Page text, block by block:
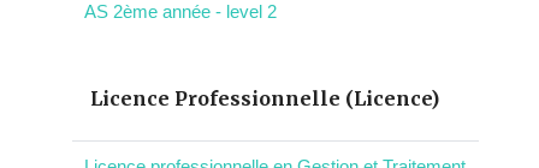
AS 2ème année - level 2
Licence Professionnelle (Licence)